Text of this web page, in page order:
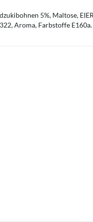
5%, Maltose,
Aroma, Farbstoffe E160a.